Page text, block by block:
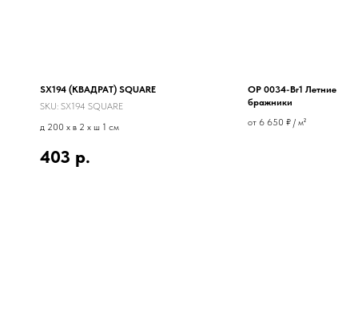
SX194 (КВАДРАТ) SQUARE
SKU: SX194 SQUARE
д 200 x в 2 x ш 1 см
403 р.
OP 0034-Br1 Летние
бражники
от 6 650 ₽ / м²